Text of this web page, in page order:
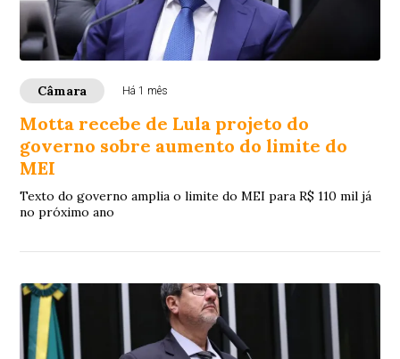
Câmara Há 1 mês
Motta recebe de Lula projeto do
governo sobre aumento do limite do
MEI
Texto do governo amplia o limite do MEI para R$ 110 mil já
no próximo ano